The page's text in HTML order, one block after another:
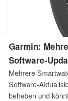
Garmin:
Software-
Mehrere
Software-
beheben und